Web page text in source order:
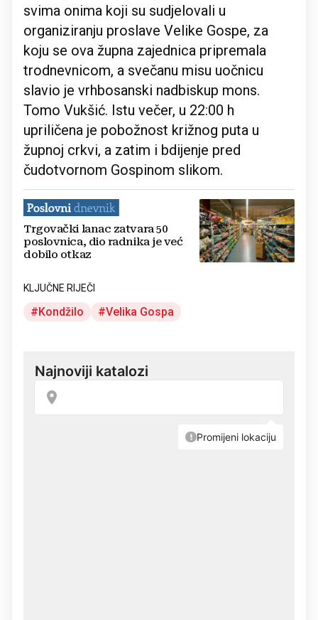
svima onima koji su sudjelovali u
organiziranju proslave Velike Gospe, za
koju se ova župna zajednica pripremala
trodnevnicom, a svečanu misu uočnicu
slavio je vrhbosanski nadbiskup mons.
Tomo Vukšić. Istu večer, u 22:00 h
upriličena je pobožnost križnog puta u
župnoj crkvi, a zatim i bdijenje pred
čudotvornom Gospinom slikom.
Trgovački lanac zatvara 50
poslovnica, dio radnika je već
dobilo otkaz
KLJUČNE RIJEČI
Kondžilo Velika Gospa